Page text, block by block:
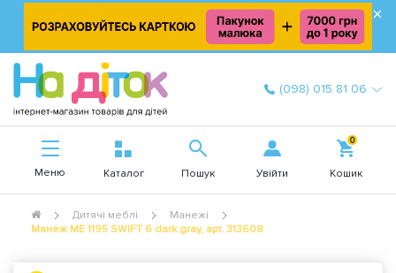
×
(098) 015 81 06
Меню Каталог Пошук Увійти
0
Кошик
Дитячі меблі
Манежі
Манеж ME 1195 SWIFT 6 dark gray, арт. 313608